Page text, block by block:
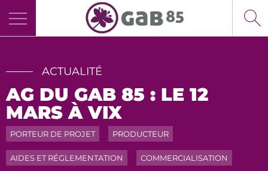
ACTUALITÉ
AG DU GAB 85 : LE 12
MARS À VIX
PORTEUR DE PROJET PRODUCTEUR
AIDES ET RÉGLEMENTATION COMMERCIALISATION
Panneau de gestion des cookies